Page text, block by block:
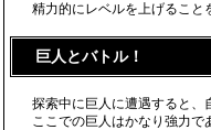
精力的にレベルを上げること
巨人とバトル！
探索中に巨人に遭遇すると、
ここでの巨人はかなり強力で